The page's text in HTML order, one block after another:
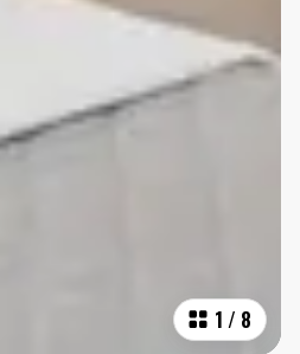
1 / 8